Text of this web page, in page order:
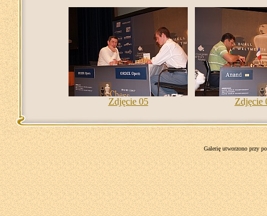
Zdjęcie 05 Zdjęcie
Galerię utworzono przy